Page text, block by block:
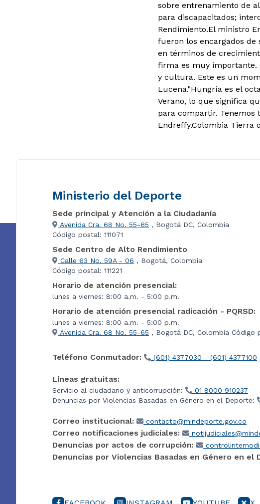
sobre entrenamiento de
para discapacitados;
Rendimiento.El ministro
fueron los encargados
en términos de
firma es muy importante.
y cultura. Este es un
Lucena."Hungría es el
Verano, lo que significa
para compartir. Tenemos
Endreffy.Colombia Tierra
Ministerio del Deporte
Sede principal y Atención a la Ciudadanía
Avenida Cra. 68 No. 55-65 , Bogotá DC, Colombia
Código postal: 111071
Sede Centro de Alto Rendimiento
Calle 63 No. 59A - 06 , Bogotá, Colombia
Código postal: 111221
Horario de atención presencial:
lunes a viernes: 8:00 a.m. - 5:00 p.m.
Horario de atención presencial radicación - PQRSD:
lunes a viernes: 8:00 a.m. - 5:00 p.m.
Avenida Cra. 68 No. 55-65 , Bogotá DC, Colombia Código
Teléfono Conmutador: (601) 4377030 - (601) 4377100
Líneas gratuitas:
Servicio al ciudadano y anticorrupción:
01 8000 910237
Denuncias por Violencias Basadas en Género en el Deporte:
Correo institucional: contacto@mindeporte.gov.co
Correo notificaciones judiciales:
Denuncias por actos de corrupción:
Denuncias por Violencias Basadas en Género en el